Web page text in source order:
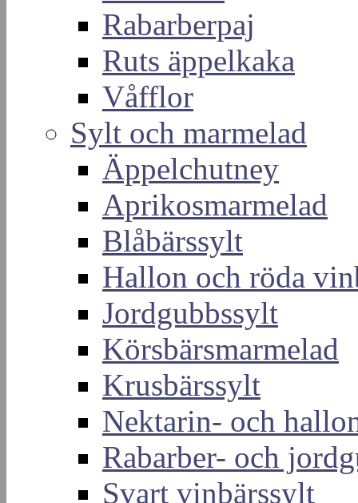
Rabarberpaj
Ruts äppelkaka
Våfflor
Sylt och marmelad
Äppelchutney
Aprikosmarmelad
Blåbärssylt
Hallon och röda
Jordgubbssylt
Körsbärsmarmelad
Krusbärssylt
Nektarin- och
Rabarber- och
Svart vinbärssylt